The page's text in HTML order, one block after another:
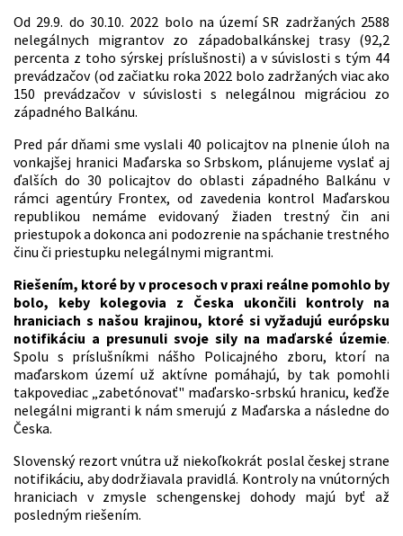
Od 29.9. do 30.10. 2022 bolo na území SR zadržaných 2588
nelegálnych migrantov zo západobalkánskej trasy (92,2
percenta z toho sýrskej príslušnosti) a v súvislosti s tým 44
prevádzačov (od začiatku roka 2022 bolo zadržaných viac ako
150 prevádzačov v súvislosti s nelegálnou migráciou zo
západného Balkánu.
Pred pár dňami sme vyslali 40 policajtov na plnenie úloh na
vonkajšej hranici Maďarska so Srbskom, plánujeme vyslať aj
ďalších do 30 policajtov do oblasti západného Balkánu v
rámci agentúry Frontex, od zavedenia kontrol Maďarskou
republikou nemáme evidovaný žiaden trestný čin ani
priestupok a dokonca ani podozrenie na spáchanie trestného
činu či priestupku nelegálnymi migrantmi.
Riešením, ktoré by v procesoch v praxi reálne pomohlo by
bolo, keby kolegovia z Česka ukončili kontroly na
hraniciach s našou krajinou, ktoré si vyžadujú európsku
notifikáciu a presunuli svoje sily na maďarské územie.
Spolu s príslušníkmi nášho Policajného zboru, ktorí na
maďarskom území už aktívne pomáhajú, by tak pomohli
takpovediac „zabetónovať" maďarsko-srbskú hranicu, keďže
nelegálni migranti k nám smerujú z Maďarska a následne do
Česka.
Slovenský rezort vnútra už niekoľkokrát poslal českej strane
notifikáciu, aby dodržiavala pravidlá. Kontroly na vnútorných
hraniciach v zmysle schengenskej dohody majú byť až
posledným riešením.